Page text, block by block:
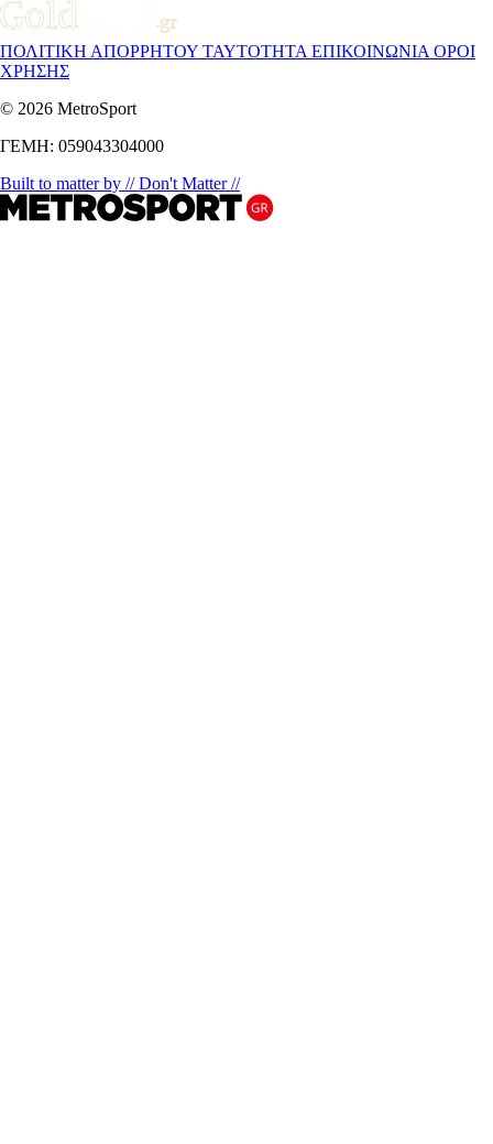
ΠΟΛΙΤΙΚΗ ΑΠΟΡΡΗΤΟΥ ΤΑΥΤΟΤΗΤΑ ΕΠΙΚΟΙΝΩΝΙΑ ΟΡΟΙ
ΧΡΗΣΗΣ
© 2026 MetroSport
ΓΕΜΗ: 059043304000
Built to matter by // Don't Matter //